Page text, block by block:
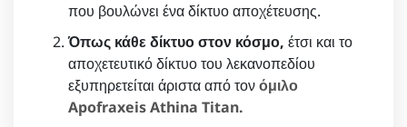
που βουλώνει ένα δίκτυο αποχέτευσης.
Όπως κάθε δίκτυο στον κόσμο, έτσι και το
αποχετευτικό δίκτυο του λεκανοπεδίου
εξυπηρετείται άριστα από τονόμιλο
Apofraxeis Athina Titan.